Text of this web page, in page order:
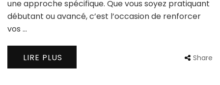
une approche spécifique. Que vous soyez pratiquant
débutant ou avancé, c’est l’occasion de renforcer
vos …
LIRE PLUS Share